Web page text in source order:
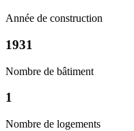
Année de construction
1931
Nombre de bâtiment
1
Nombre de logements